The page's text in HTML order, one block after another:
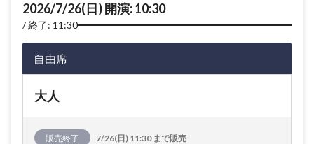
2026/7/26(日) 開演: 10:30
終了: 11:30
自由席
大人
販売終了 7/26(日) 11:30 まで販売